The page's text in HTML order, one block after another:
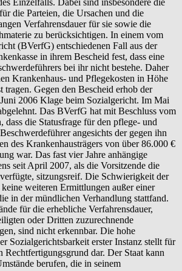
die Parteien, die Ursachen und die
Verfahrensdauer für sie sowie die
zu berücksichtigen. In einem vom
(BVerfG) entschiedenen Fall aus der
in ihrem Bescheid fest, dass eine
bei ihr nicht bestehe. Daher
Krankenhaus- und Pflegekosten in Höhe
tragen. Gegen den Bescheid erhob der
2006 Klage beim Sozialgericht. Im Mai
Das BVerfG hat mit Beschluss vom
dass die Statusfrage für den pflege- und
angesichts der gegen ihn
des Krankenhausträgers von über 86.000 €
war. Das fast vier Jahre anhängige
seit April 2007, als die Vorsitzende die
sitzungsreif. Die Schwierigkeit der
weiteren Ermittlungen außer einer
in der mündlichen Verhandlung stattfand.
für die erhebliche Verfahrensdauer,
oder Dritten zuzurechnende
sind nicht erkennbar. Die hohe
Sozialgerichtsbarkeit erster Instanz stellt für
Rechtfertigungsgrund dar. Der Staat kann
berufen, die in seinem